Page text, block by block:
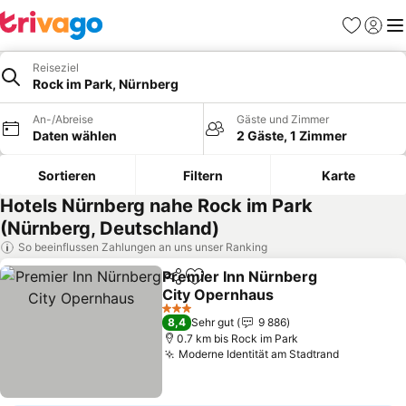
Favoriten
Reiseziel
Rock im Park, Nürnberg
An-/Abreise
Daten wählen
Gäste und Zimmer
2 Gäste, 1 Zimmer
Sortieren Filtern Karte
Hotels Nürnberg nahe Rock im Park
(Nürnberg, Deutschland)
So beeinflussen Zahlungen an uns unser Ranking
TeilenZu Favoriten hinzufügen
Premier Inn Nürnberg
City Opernhaus
Preise sehen
3 Sterne
8,4 Sehr gut
9 886
0.7 km bis Rock im Park
Moderne Identität am StadtrandPreise